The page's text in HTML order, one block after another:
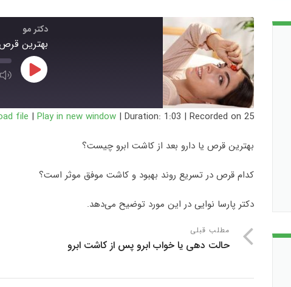
دکتر مو
بهترین
EMBED
file | Play in new window | Duration: 1:03 | Recorded on 25 بهمن, 1403
بهترین قرص یا دارو بعد از کاشت ابرو چیست؟
کدام قرص در تسریع روند بهبود و کاشت موفق موثر است؟
دکتر پارسا نوایی در این مورد توضیح می‌دهد.
مطلب قبلی
حالت دهی یا خواب ابرو پس از کاشت ابرو